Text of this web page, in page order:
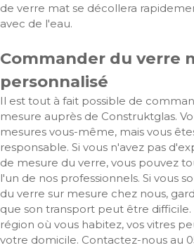
de verre mat se décollera
avec de l'eau.
Commander du verre
personnalisé
Il est tout à fait possible de
mesure auprès de Construktglas.
mesures vous-même, mais vous
responsable. Si vous n'avez pas
de mesure du verre, vous pouvez
l'un de nos professionnels. Si vous
du verre sur mesure chez nous,
que son transport peut être
région où vous habitez, vos vitres
votre domicile. Contactez-nous au